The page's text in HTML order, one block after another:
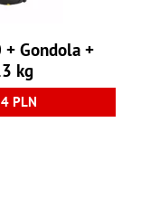
Gondola +
kg
PLN